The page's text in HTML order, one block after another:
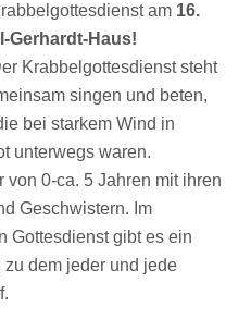
am 16.
Gerhardt-Haus!
Krabbelgottesdienst steht
singen und beten,
bei starkem Wind in
unterwegs waren.
0-ca. 5 Jahren mit ihren
Geschwistern. Im
Gottesdienst gibt es ein
zu dem jeder und jede